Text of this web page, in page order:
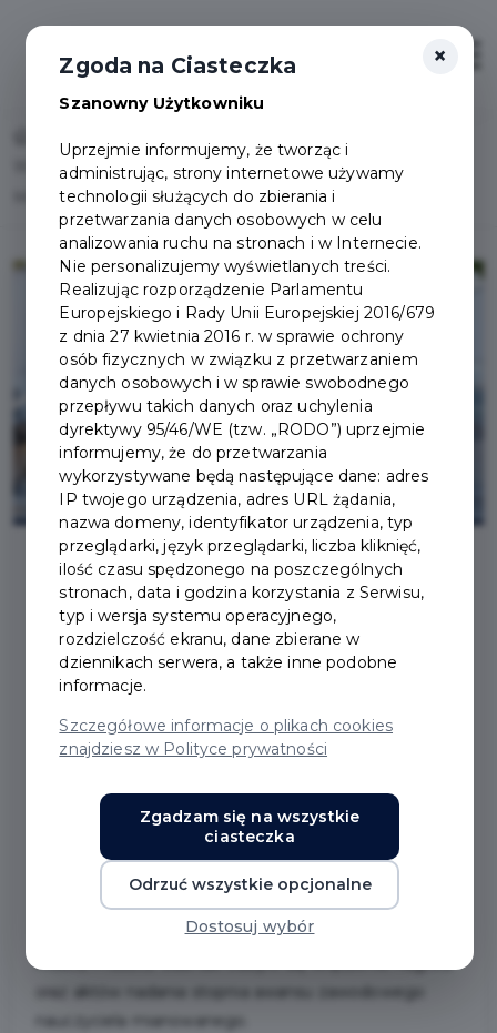
Wręczenie nagród podczas VI zwyczajnej sesji Rady
Miasta Pruszcz Gdański
2024-09-20
WRĘCZENIE NAGRÓD
PODCZAS VI
ZWYCZAJNEJ SESJI
RADY MIASTA PRUSZCZ
GDAŃSKI
20 września 2024 r. podczas VI zwyczajnej sesji Rady
Miasta Pruszcz Gdański odbyło się wręczenie nagród
nauczyciela mianowanego.
×
Zgoda na Ciasteczka
Szanowny Użytkowniku
Uprzejmie informujemy, że tworząc i
administrując, strony internetowe używamy
technologii służących do zbierania i
przetwarzania danych osobowych w celu
analizowania ruchu na stronach i w Internecie.
Nie personalizujemy wyświetlanych treści.
Realizując rozporządzenie Parlamentu
Europejskiego i Rady Unii Europejskiej 2016/679
z dnia 27 kwietnia 2016 r. w sprawie ochrony
osób fizycznych w związku z przetwarzaniem
danych osobowych i w sprawie swobodnego
przepływu takich danych oraz uchylenia
dyrektywy 95/46/WE (tzw. „RODO”) uprzejmie
informujemy, że do przetwarzania
wykorzystywane będą następujące dane: adres
IP twojego urządzenia, adres URL żądania,
nazwa domeny, identyfikator urządzenia, typ
przeglądarki, język przeglądarki, liczba kliknięć,
ilość czasu spędzonego na poszczególnych
stronach, data i godzina korzystania z Serwisu,
typ i wersja systemu operacyjnego,
rozdzielczość ekranu, dane zbierane w
dziennikach serwera, a także inne podobne
informacje.
Szczegółowe informacje o plikach cookies
znajdziesz w Polityce prywatności
Zgadzam się na wszystkie
ciasteczka
Odrzuć wszystkie opcjonalne
Dostosuj wybór